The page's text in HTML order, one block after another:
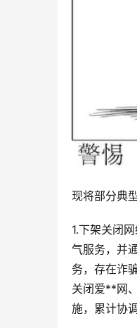
现将部分典
1.下架关闭
气服务，并
务，存在诈
关闭爱**网
施，累计协